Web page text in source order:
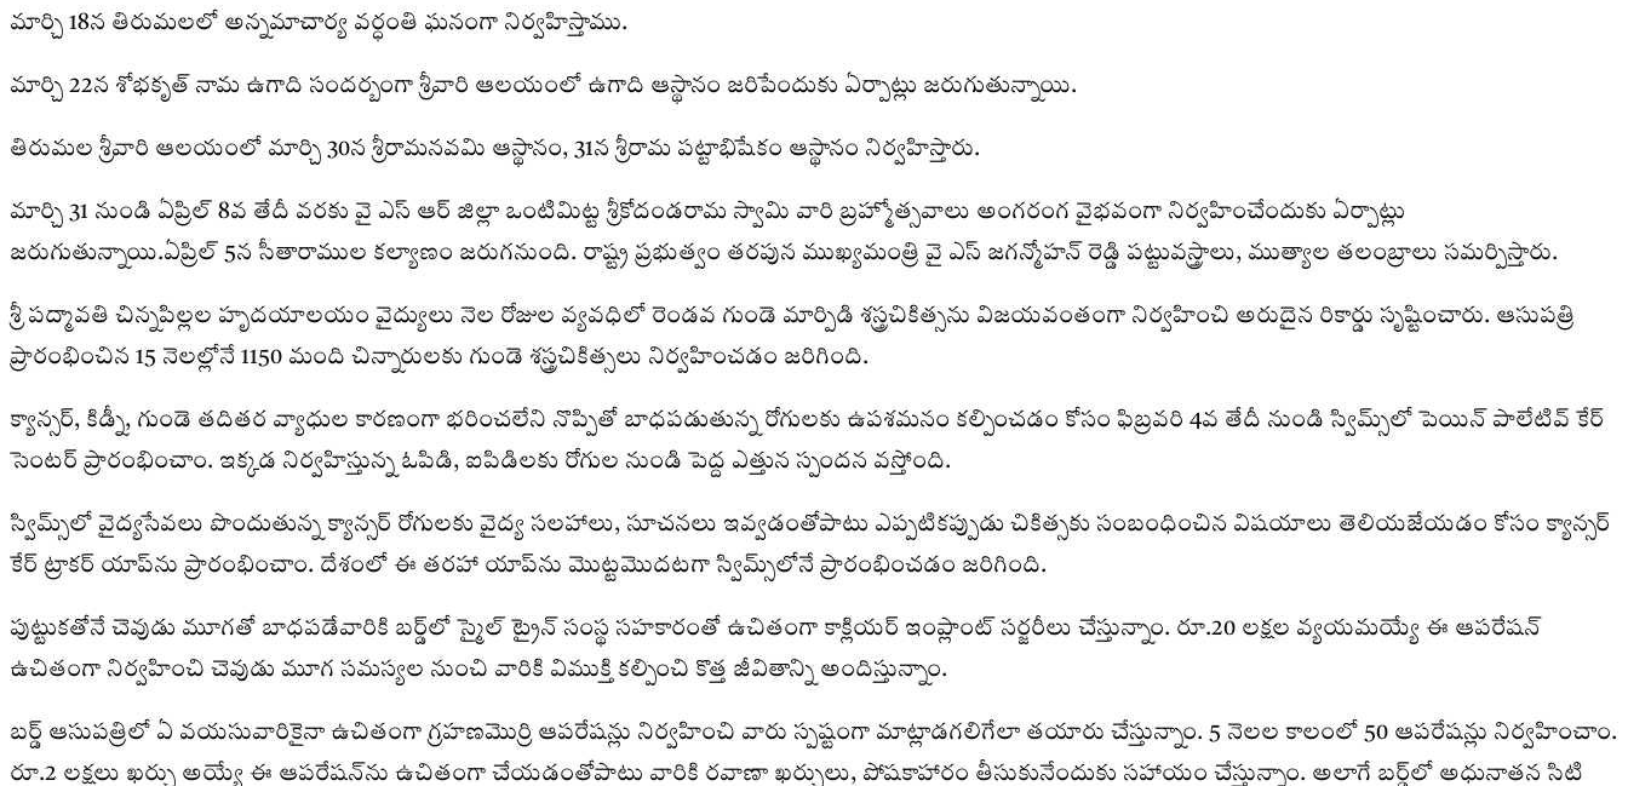
మార్చి 18న తిరుమలలో అన్నమాచార్య వర్ధంతి ఘనంగా నిర్వహిస్తాము.
మార్చి 22న శోభకృత్‌ నామ ఉగాది సందర్బంగా శ్రీవారి ఆలయంలో ఉగాది ఆస్థానం జరిపేందుకు ఏర్పాట్లు జరుగుతున్నాయి.
తిరుమల శ్రీవారి ఆలయంలో మార్చి 30న శ్రీరామనవమి ఆస్థానం, 31న శ్రీరామ పట్టాభిషేకం ఆస్థానం నిర్వహిస్తారు.
మార్చి 31 నుండి ఏప్రిల్‌ 8వ తేదీ వరకు వై ఎస్ ఆర్ జిల్లా ఒంటిమిట్ట శ్రీకోదండరామ స్వామి వారి బ్రహ్మోత్సవాలు అంగరంగ వైభవంగా నిర్వహించేందుకు ఏర్పాట్లు
జరుగుతున్నాయి.ఏప్రిల్‌ 5న సీతారాముల కల్యాణం జరుగనుంది. రాష్ట్ర ప్రభుత్వం తరపున ముఖ్యమంత్రి వై ఎస్ జగన్మోహన్ రెడ్డి పట్టువస్త్రాలు, ముత్యాల తలంబ్రాలు సమర్పిస్తారు.
శ్రీ పద్మావతి చిన్నపిల్లల హృదయాలయం వైద్యులు నెల రోజుల వ్యవధిలో రెండవ గుండె మార్పిడి శస్త్రచికిత్సను విజయవంతంగా నిర్వహించి అరుదైన రికార్డు సృష్టించారు. ఆసుపత్రి
ప్రారంభించిన 15 నెలల్లోనే 1150 మంది చిన్నారులకు గుండె శస్త్రచికిత్సలు నిర్వహించడం జరిగింది.
క్యాన్సర్‌, కిడ్నీ, గుండె తదితర వ్యాధుల కారణంగా భరించలేని నొప్పితో బాధపడుతున్న రోగులకు ఉపశమనం కల్పించడం కోసం ఫిబ్రవరి 4వ తేదీ నుండి స్విమ్స్‌లో పెయిన్‌ పాలేటివ్‌ కేర్‌
సెంటర్‌ ప్రారంభించాం. ఇక్కడ నిర్వహిస్తున్న ఓపిడి, ఐపిడిలకు రోగుల నుండి పెద్ద ఎత్తున స్పందన వస్తోంది.
స్విమ్స్‌లో వైద్యసేవలు పొందుతున్న క్యాన్సర్‌ రోగులకు వైద్య సలహాలు, సూచనలు ఇవ్వడంతోపాటు ఎప్పటికప్పుడు చికిత్సకు సంబంధించిన విషయాలు తెలియజేయడం కోసం క్యాన్సర్‌
కేర్‌ ట్రాకర్‌ యాప్‌ను ప్రారంభించాం. దేశంలో ఈ తరహా యాప్‌ను మొట్టమొదటగా స్విమ్స్‌లోనే ప్రారంభించడం జరిగింది.
పుట్టుకతోనే చెవుడు మూగతో బాధపడేవారికి బర్డ్‌లో స్మైల్‌ ట్రైన్‌ సంస్థ సహకారంతో ఉచితంగా కాక్లియర్‌ ఇంప్లాంట్‌ సర్జరీలు చేస్తున్నాం. రూ.20 లక్షల వ్యయమయ్యే ఈ ఆపరేషన్‌
ఉచితంగా నిర్వహించి చెవుడు మూగ సమస్యల నుంచి వారికి విముక్తి కల్పించి కొత్త జీవితాన్ని అందిస్తున్నాం.
బర్డ్‌ ఆసుపత్రిలో ఏ వయసువారికైనా ఉచితంగా గ్రహణమొర్రి ఆపరేషన్లు నిర్వహించి వారు స్పష్టంగా మాట్లాడగలిగేలా తయారు చేస్తున్నాం. 5 నెలల కాలంలో 50 ఆపరేషన్లు నిర్వహించాం.
రూ.2 లక్షలు ఖర్చు అయ్యే ఈ ఆపరేషన్‌ను ఉచితంగా చేయడంతోపాటు వారికి రవాణా ఖర్చులు, పోషకాహారం తీసుకునేందుకు సహాయం చేస్తున్నాం. అలాగే బర్డ్‌లో అధునాతన సిటి